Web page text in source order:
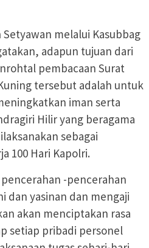
Setyawan melalui Kasubbag
adapun tujuan dari
pembacaan Surat
tersebut adalah untuk
iman serta
Hilir yang beragama
sebagai
100 Hari Kapolri.
-pencerahan
dan yasinan dan mengaji
akan menciptakan rasa
setiap pribadi personel